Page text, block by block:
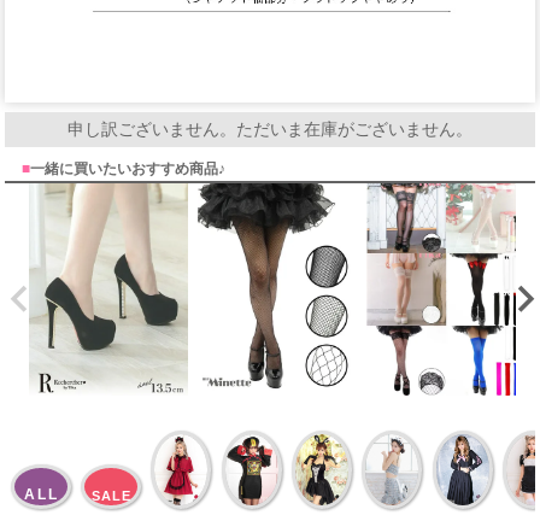
申し訳ございません。ただいま在庫がございません。
■一緒に買いたいおすすめ商品♪
ALL SALE